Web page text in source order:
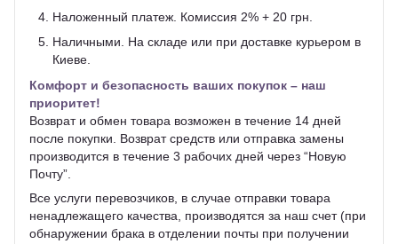
Наложенный платеж. Комиссия 2% + 20 грн.
Наличными. На складе или при доставке курьером в
Киеве.
Комфорт и безопасность ваших покупок – наш
приоритет!
Возврат и обмен товара возможен в течение 14 дней
после покупки. Возврат средств или отправка замены
производится в течение 3 рабочих дней через “Новую
Почту”.
Все услуги перевозчиков, в случае отправки товара
ненадлежащего качества, производятся за наш счет (при
обнаружении брака в отделении почты при получении